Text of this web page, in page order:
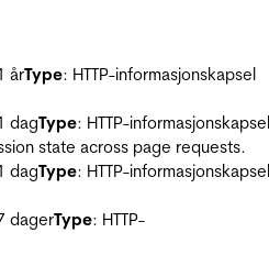
årType: HTTP-informasjonskapsel
dagType: HTTP-informasjonskapsel
state across page requests.
dagType: HTTP-informasjonskapsel
dagerType: HTTP-